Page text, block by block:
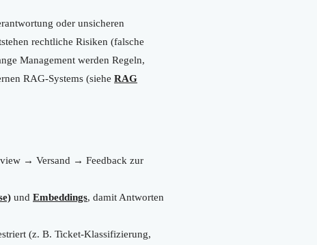
oder unsicheren
rechtliche Risiken (falsche
Management werden Regeln,
RAG-Systems (siehe RAG
→ Versand → Feedback zur
und Embeddings, damit Antworten
(z. B. Ticket-Klassifizierung,